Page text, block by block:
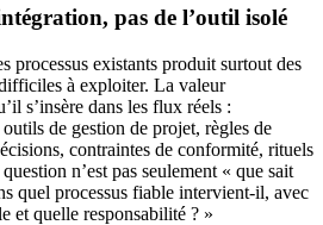
pas de l’outil isolé
processus existants produit surtout des
à exploiter. La valeur
s’insère dans les flux réels :
de gestion de projet, règles de
contraintes de conformité, rituels
n’est pas seulement « que sait
quel processus fiable intervient-il, avec
et quelle responsabilité ? »